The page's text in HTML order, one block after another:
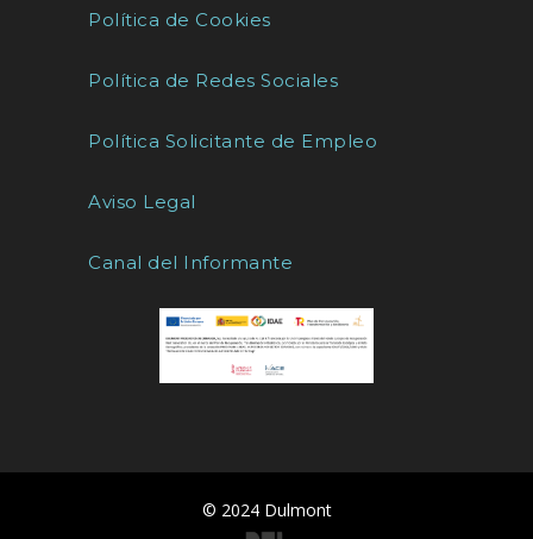
Política de Cookies
Política de Redes Sociales
Política Solicitante de Empleo
Aviso Legal
Canal del Informante
© 2024 Dulmont